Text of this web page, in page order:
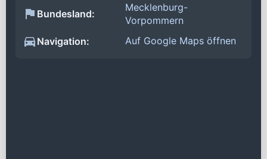
Bundesland:
Mecklenburg-
Vorpommern
Navigation:
Auf Google Maps öffnen